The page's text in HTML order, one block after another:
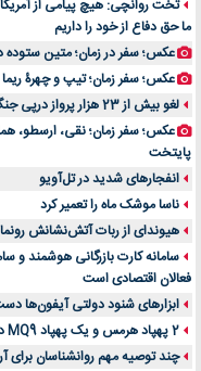
تخت روانچی: هیچ پیامی از
ما حق دفاع از خود را داریم
عکس؛ سفر در زمان؛ متین ستوده
عکس؛ سفر زمان؛ تیپ و چهرۀ ریما
لغو بیش از 23 هزار پرواز درپی جنگ آمریکا و اسرائیل علیه ایران
عکس؛ سفر زمان؛ نقی، ارسطو،
پایتخت
انفجارهای شدید در تل‌آویو
ناسا موشک ماه را تعمیر کرد
هیوندای از ربات آتش‌نشانش
سامانه کارت بازرگانی هوشمند و
فعالان اقتصادی است
ابزارهای شنود دولتی آیفون‌ها
2 پهپاد هرمس و یک پهپاد MQ9 در اصفهان منهدم شد
چند توصیه مهم روانشناسان برای